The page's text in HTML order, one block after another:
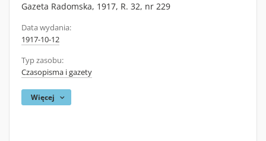
Gazeta Radomska, 1917, R. 32, nr 229
Data wydania:
1917-10-12
Typ zasobu:
Czasopisma i gazety
Więcej